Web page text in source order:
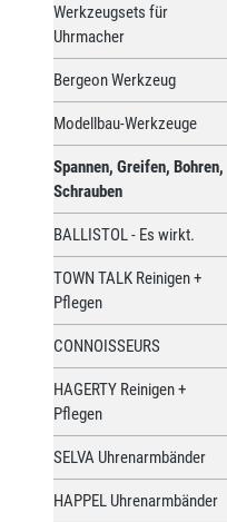
Werkzeugsets für
Uhrmacher
Bergeon Werkzeug
Modellbau-Werkzeuge
Spannen, Greifen, Bohren,
Schrauben
BALLISTOL - Es wirkt.
TOWN TALK Reinigen +
Pflegen
CONNOISSEURS
HAGERTY Reinigen +
Pflegen
SELVA Uhrenarmbänder
HAPPEL Uhrenarmbänder